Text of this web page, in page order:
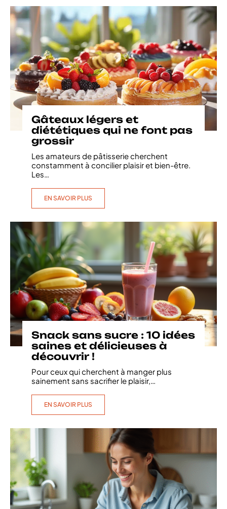
Gâteaux légers et
diététiques qui ne font pas
grossir
Les amateurs de pâtisserie cherchent
constamment à concilier plaisir et bien-être.
Les…
EN SAVOIR PLUS
Snack sans sucre : 10 idées
saines et délicieuses à
découvrir !
Pour ceux qui cherchent à manger plus
sainement sans sacrifier le plaisir,…
EN SAVOIR PLUS